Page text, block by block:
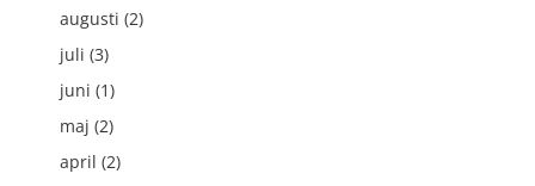
augusti (2)
juli (3)
juni (1)
maj (2)
april (2)